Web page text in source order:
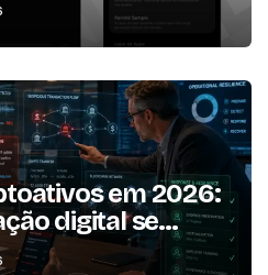
em 2026:
digital se
da